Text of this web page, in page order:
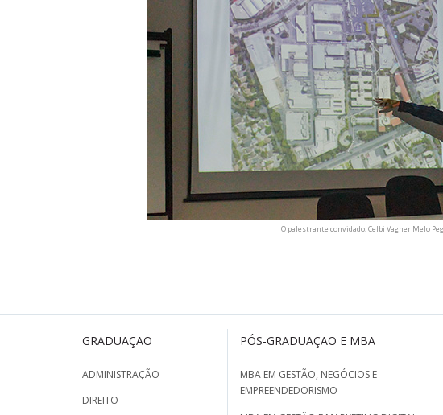
O palestrante convidado, Celbi Vagner Melo
GRADUAÇÃO
ADMINISTRAÇÃO
DIREITO
PÓS-GRADUAÇÃO E MBA
MBA EM GESTÃO, NEGÓCIOS E
EMPREENDEDORISMO